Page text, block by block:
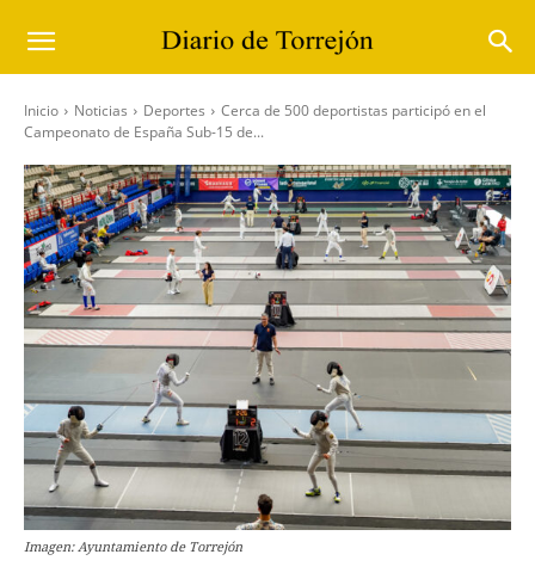
Inicio Noticias Deportes
Cerca de 500 deportistas participó en el
Campeonato de España Sub-15 de...
Imagen: Ayuntamiento de Torrejón